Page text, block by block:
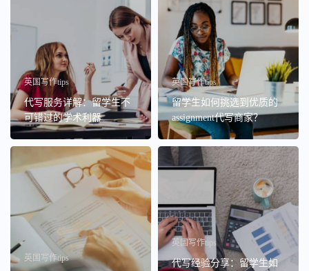
英国写作tips
代写服务详解：留学生不
可错过的学术利器
英国写作tips
留学生如何挑选到优质的
assignment代写商家？
英国写作tips
英国写作tips
代写经验分享：留学生如